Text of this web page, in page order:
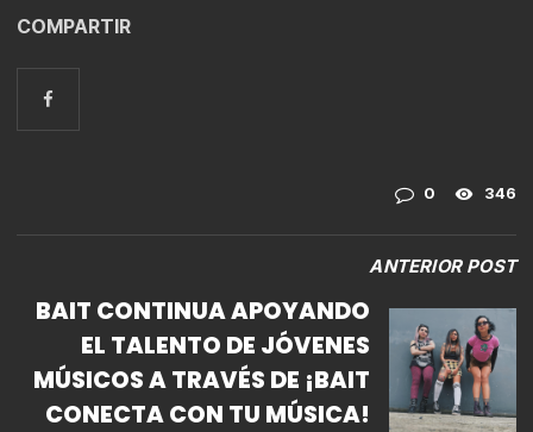
COMPARTIR
0 346
ANTERIOR POST
BAIT CONTINUA APOYANDO
EL TALENTO DE JÓVENES
MÚSICOS A TRAVÉS DE ¡BAIT
CONECTA CON TU MÚSICA!